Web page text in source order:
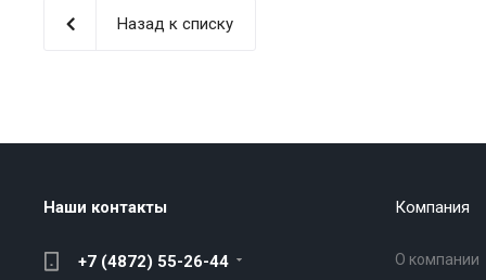
Назад к списку
Наши контакты
+7 (4872) 55-26-44
Компания
О компании